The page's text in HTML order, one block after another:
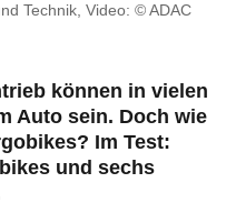
Technik, Video: © ADAC
können in vielen
Auto sein. Doch wie
Im Test:
und sechs